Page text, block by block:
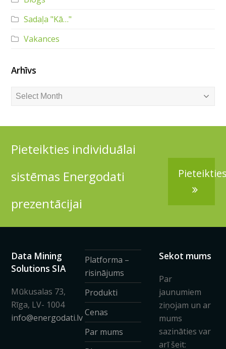
Sadaļa "Kā…"
Vakances
Arhīvs
Arhīvs
Pieteikties individuālai
sistēmas Energodati
prezentācijai
Data Mining
Solutions SIA
Mūkusalas 73,
Rīga, LV- 1004
info@energodati.lv
Platforma –
risinājums
Produkti
Cenas
Par mums
Sekot mums
Par
jaunumiem
ziņojam un ar
mums
sazināties var
arī šeit: